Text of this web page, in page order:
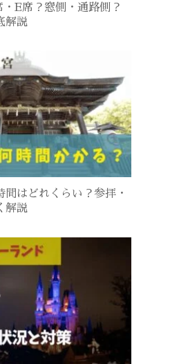
・E席？窓側・通路側？
解説
はどれくらい？参拝・
解説